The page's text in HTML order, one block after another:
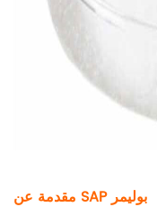
مقدمة عن SAP بوليمر